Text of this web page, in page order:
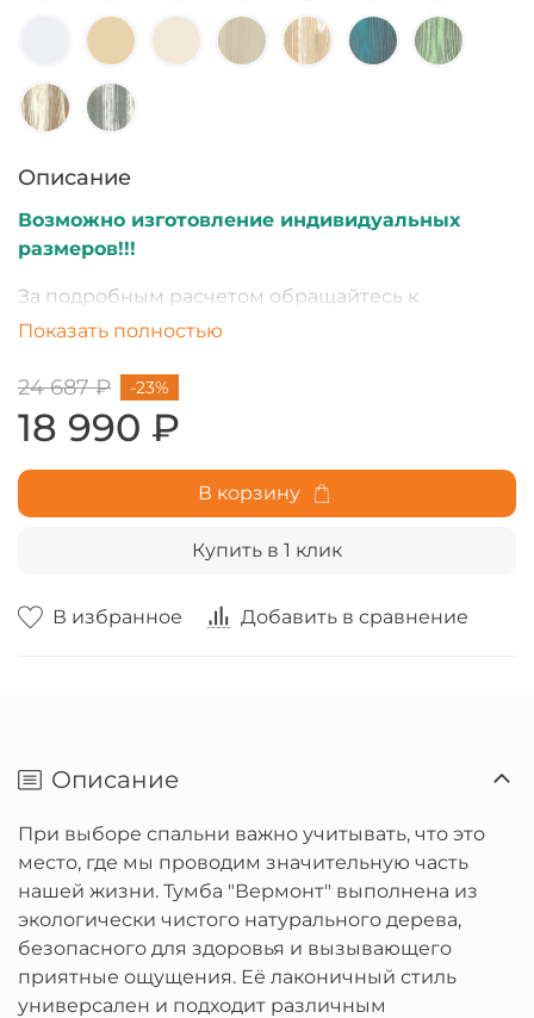
В избранное Добавить в сравнение
Описание
Возможно изготовление индивидуальных
размеров!!!
За подробным расчетом обращайтесь к
менеджеру.
Показать полностью
24 687 ₽
18 990 ₽
-23%
В корзину
Купить в 1 клик
Описание
При выборе спальни важно учитывать, что это
место, где мы проводим значительную часть
нашей жизни. Тумба "Вермонт" выполнена из
экологически чистого натурального дерева,
безопасного для здоровья и вызывающего
приятные ощущения. Её лаконичный стиль
универсален и подходит различным